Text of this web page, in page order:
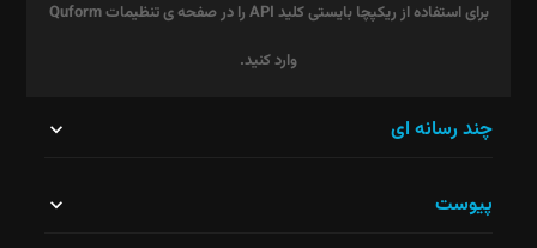
برای استفاده از ریکپچا بایستی کلید API را در صفحه ی تنظیمات Quform
وارد کنید.
نباید
چند رسانه ای
پیوست